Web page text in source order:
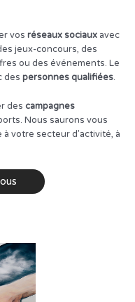
vos réseaux sociaux avec
jeux-concours, des
ou des événements. Le
des personnes qualifiées.
des campagnes
Nous saurons vous
à votre secteur d’activité, à